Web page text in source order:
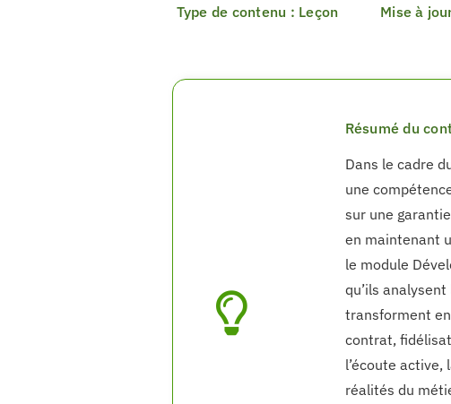
Type de contenu : Leçon Mise à
Résumé du
Dans le cadre
une
sur une
en maintenant
le module
qu’ils
transforment
contrat,
l’écoute
réalités du